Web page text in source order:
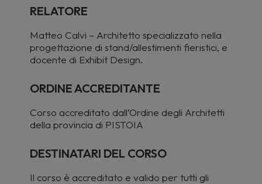
RELATORE
Matteo Calvi – Architetto specializzato nella
progettazione di stand/allestimenti fieristici, e
docente di Exhibit Design.
ORDINE ACCREDITANTE
Corso accreditato dall’Ordine degli Architetti
della provincia di PISTOIA
DESTINATARI DEL CORSO
Il corso è accreditato e valido per tutti gli